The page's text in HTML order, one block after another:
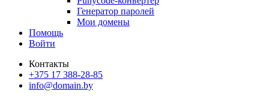
Генератор паролей
Мои домены
Помощь
Войти
Контакты
+375 17 388-28-85
info@domain.by